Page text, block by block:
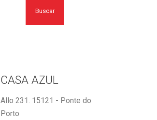
Buscar
CASA AZUL
Allo 231. 15121 - Ponte do
Porto